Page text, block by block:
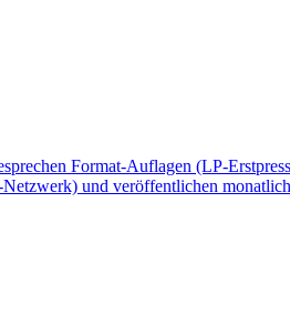
Format-Auflagen (LP-
und veröffentlichen